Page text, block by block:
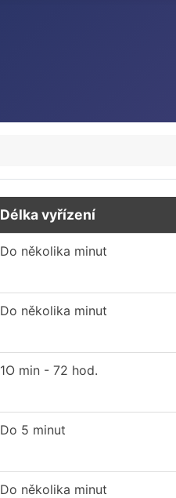
Délka vyřízení
Do několika minut
Do několika minut
1O min - 72 hod.
Do 5 minut
Do několika minut